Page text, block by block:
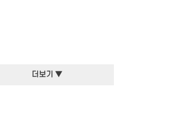
더보기 ▼